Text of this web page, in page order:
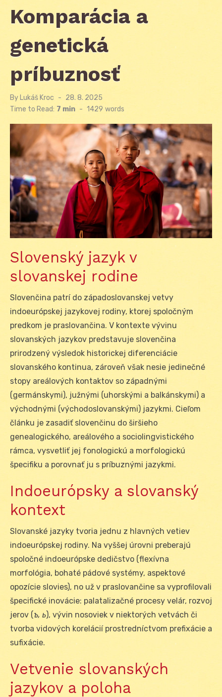
Komparácia a
genetická
príbuznosť
By Lukáš Kroc
Posted
on
28. 8. 2025
Time to Read: 7 min - 1429 words
Slovenský jazyk v
slovanskej rodine
Slovenčina patrí do západoslovanskej vetvy
indoeurópskej jazykovej rodiny, ktorej spoločným
predkom je praslovančina. V kontexte vývinu
slovanských jazykov predstavuje slovenčina
prirodzený výsledok historickej diferenciácie
slovanského kontinua, zároveň však nesie jedinečné
stopy areálových kontaktov so západnými
(germánskymi), južnými (uhorskými a balkánskymi) a
východnými (východoslovanskými) jazykmi. Cieľom
článku je zasadiť slovenčinu do širšieho
genealogického, areálového a sociolingvistického
rámca, vysvetliť jej fonologickú a morfologickú
špecifiku a porovnať ju s príbuznými jazykmi.
Indoeurópsky a slovanský
kontext
Slovanské jazyky tvoria jednu z hlavných vetiev
indoeurópskej rodiny. Na vyššej úrovni preberajú
spoločné indoeurópske dedičstvo (flexívna
morfológia, bohaté pádové systémy, aspektové
opozície slovies), no už v praslovančine sa vyprofilovali
špecifické inovácie: palatalizačné procesy velár, rozvoj
jerov (ъ, ь), vývin nosoviek v niektorých vetvách či
tvorba vidových korelácií prostredníctvom prefixácie a
sufixácie.
Vetvenie slovanských
jazykov a poloha